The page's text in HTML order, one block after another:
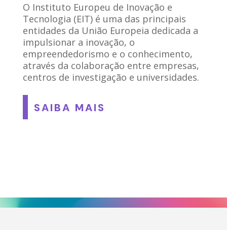
O Instituto Europeu de Inovação e
Tecnologia (EIT) é uma das principais
entidades da União Europeia dedicada a
impulsionar a inovação, o
empreendedorismo e o conhecimento,
através da colaboração entre empresas,
centros de investigação e universidades.
SAIBA MAIS